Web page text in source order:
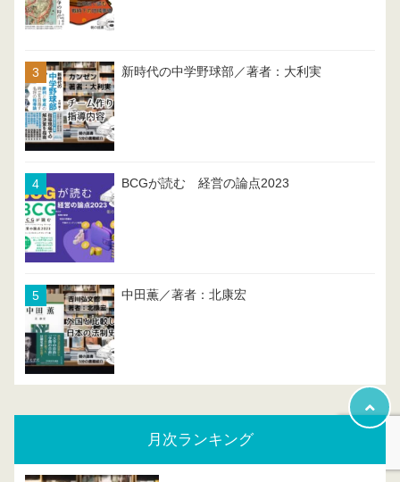
新時代の中学野球部／著者：大利実
BCGが読む 経営の論点2023
中田薫／著者：北康宏
月次ランキング